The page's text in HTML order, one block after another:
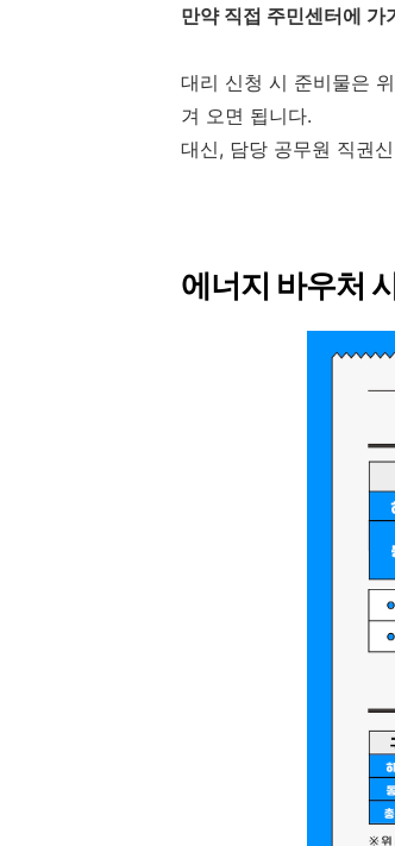
만약 직접 주민센터에 가
대리 신청 시 준비물은
겨 오면 됩니다.
대신, 담당 공무원 직권
에너지 바우처